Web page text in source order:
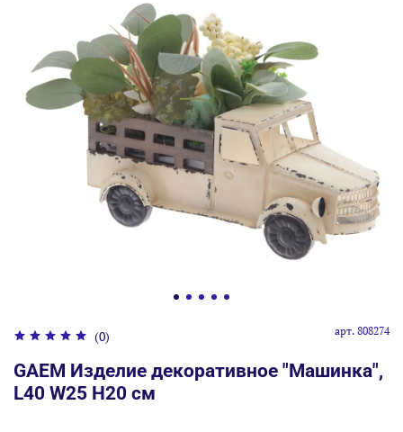
(0) арт. 808274
GAEM Изделие декоративное "Машинка",
L40 W25 H20 см